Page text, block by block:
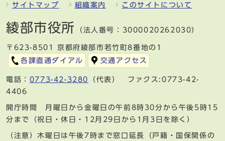
サイトマップ 組織案内 このサイトについて
綾部市役所 （法人番号：3000020262030）
〒623-8501 京都府綾部市若竹町8番地の1
各課直通ダイアル
交通アクセス
電話： 0773-42-3280
（代表） ファクス:0773-42-
4406
開庁時間 月曜日から金曜日の午前8時30分から午後5時15
分まで（祝日・休日・12月29日から1月3日を除く）
（注意）木曜日は午後7時まで窓口延長（戸籍・国保関係の